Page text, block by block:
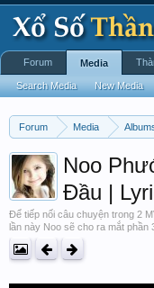
Forum Media
Noo
Đầu |
Để tiếp nối câu chuyện trong 2
lần này Noo sẽ cho ra mắt phần
Forum Media
Search Media New Media